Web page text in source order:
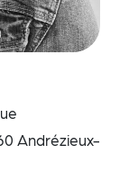
Andrézieux-